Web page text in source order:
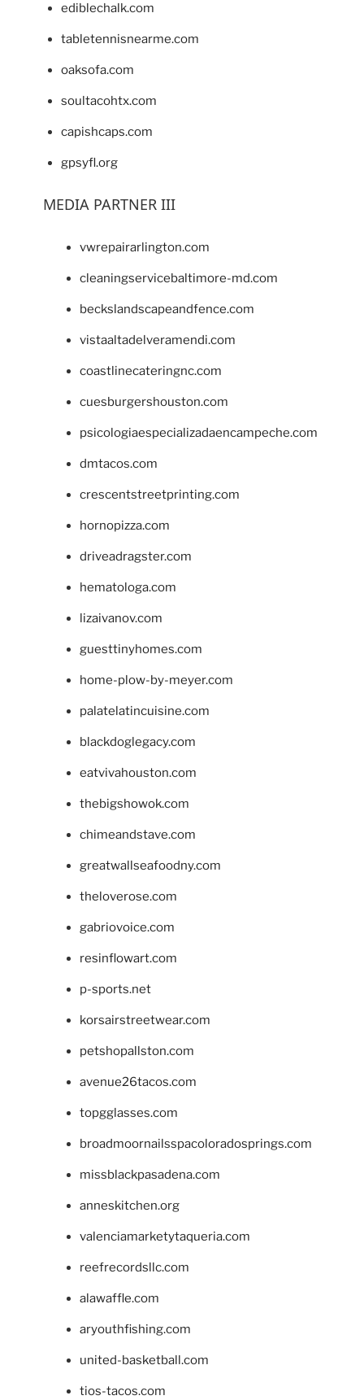
ediblechalk.com
tabletennisnearme.com
oaksofa.com
soultacohtx.com
capishcaps.com
gpsyfl.org
MEDIA PARTNER III
vwrepairarlington.com
cleaningservicebaltimore-md.com
beckslandscapeandfence.com
vistaaltadelveramendi.com
coastlinecateringnc.com
cuesburgershouston.com
psicologiaespecializadaencampeche.com
dmtacos.com
crescentstreetprinting.com
hornopizza.com
driveadragster.com
hematologa.com
lizaivanov.com
guesttinyhomes.com
home-plow-by-meyer.com
palatelatincuisine.com
blackdoglegacy.com
eatvivahouston.com
thebigshowok.com
chimeandstave.com
greatwallseafoodny.com
theloverose.com
gabriovoice.com
resinflowart.com
p-sports.net
korsairstreetwear.com
petshopallston.com
avenue26tacos.com
topgglasses.com
broadmoornailsspacoloradosprings.com
missblackpasadena.com
anneskitchen.org
valenciamarketytaqueria.com
reefrecordsllc.com
alawaffle.com
aryouthfishing.com
united-basketball.com
tios-tacos.com